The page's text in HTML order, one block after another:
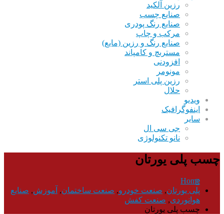
رزین آلکید
صنایع چسب
صنایع رنگ پودری
مرکب و چاپ
صنایع رنگ و رزین (مایع)
مستربچ و کامپاند
افزودنی
مونومر
رزین پلی استر
حلال
ویدیو
اینفوگرافیک
سایر
جی سی ال
نانو تکنولوژی
چسب پلی یورتان
Home
پلی یورتان, صنعت خودرو, صنعت ساختمان, آموزش, صنایع
هوانوردی, صنعت کفش
چسب پلی یورتان